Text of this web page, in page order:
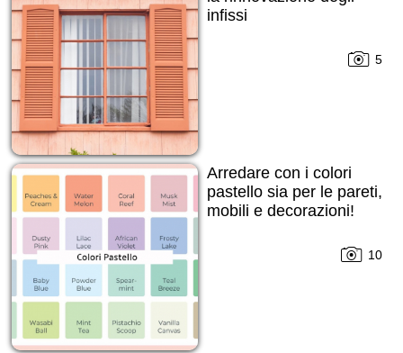
infissi
5
Arredare con i colori
pastello sia per le pareti,
mobili e decorazioni!
10